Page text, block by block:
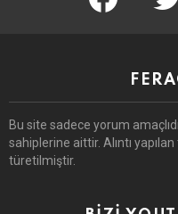
Bu site sadece yorum
sahiplerine aittir. Alıntı
türetilmiştir.